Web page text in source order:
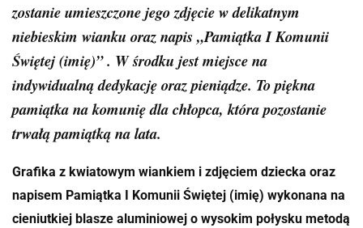
zostanie umieszczone jego zdjęcie w delikatnym
niebieskim wianku oraz napis „Pamiątka I Komunii
Świętej (imię)” . W środku jest miejsce na
indywidualną dedykację oraz pieniądze. To piękna
pamiątka na komunię dla chłopca, która pozostanie
trwałą pamiątką na lata.
Grafika z kwiatowym wiankiem i zdjęciem dziecka oraz
napisem Pamiątka I Komunii Świętej (imię) wykonana na
cieniutkiej blasze aluminiowej o wysokim połysku metodą